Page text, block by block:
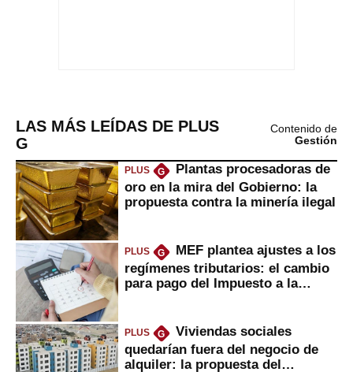
LAS MÁS LEÍDAS DE PLUS
G
Contenido de
Gestión
PLUS G
Plantas procesadoras de
oro en la mira del Gobierno: la
propuesta contra la minería ilegal
PLUS G
MEF plantea ajustes a los
regímenes tributarios: el cambio
para pago del Impuesto a la
PLUS G
Viviendas sociales
quedarían fuera del negocio de
alquiler: la propuesta del